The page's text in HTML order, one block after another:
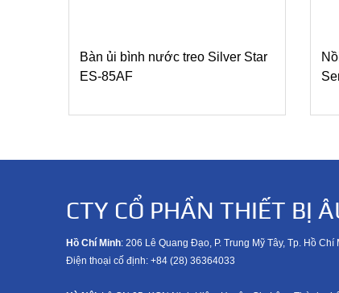
Bàn ủi bình nước treo Silver Star
ES-85AF
CTY CỔ PHẦN THIẾT BỊ
Hồ Chí Minh: 206 Lê Quang Đạo, P. Trung Mỹ Tây, Tp. Hồ Chí
Điện thoại cố định: +84 (28) 36364033